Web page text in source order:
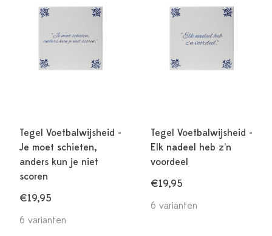
Tegel Voetbalwijsheid -
Je moet schieten,
anders kun je niet
scoren
€19,95
6 varianten
Tegel Voetbalwijsheid -
Elk nadeel heb z’n
voordeel
€19,95
6 varianten